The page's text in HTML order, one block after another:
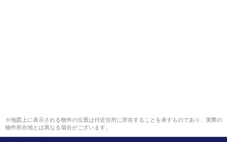
※地図上に表示される物件の位置は付近住所に所在することを表すものであり、実際の
物件所在地とは異なる場合がございます。